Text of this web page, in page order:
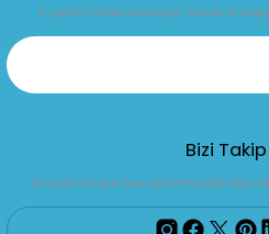
E-posta listemize kayıt olarak
Bizi
Sosyal medya hesaplarımızdan bizi